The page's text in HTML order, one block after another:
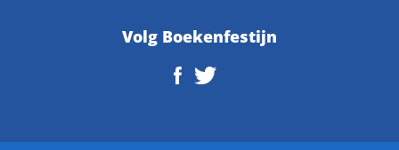
Volg Boekenfestijn